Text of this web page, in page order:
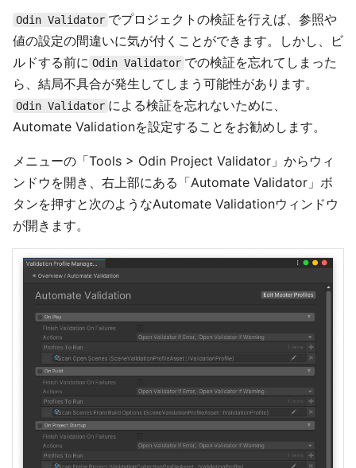
Odin Validator でプロジェクトの検証を行えば、参照や
値の設定の間違いに気が付くことができます。しかし、ビ
ルドする前に Odin Validator での検証を忘れてしまった
ら、結局不具合が発生してしまう可能性があります。
Odin Validator による検証を忘れないために、
Automate Validationを設定することをお勧めします。
メニューの「Tools > Odin Project Validator」からウィ
ンドウを開き、右上部にある「Automate Validator」ボ
タンを押すと次のようなAutomate Validationウィンドウ
が開きます。